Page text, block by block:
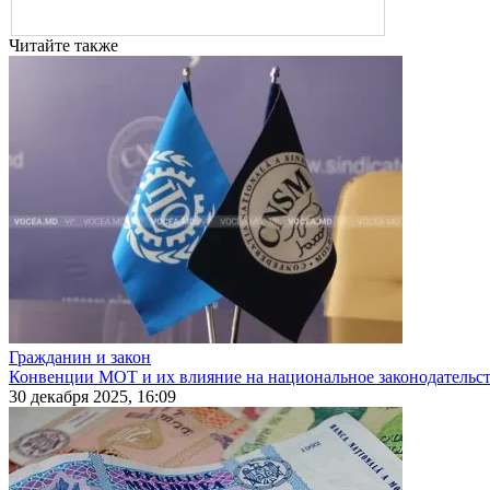
Читайте также
Гражданин и закон
Конвенции МОТ и их влияние на национальное
30 декабря 2025, 16:09